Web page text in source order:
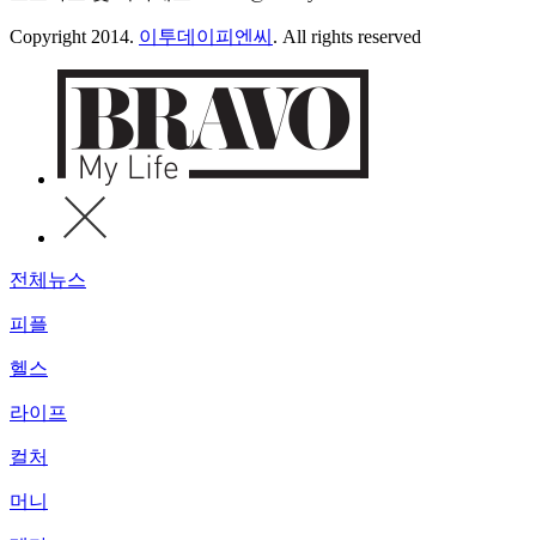
Copyright 2014. 이투데이피엔씨 . All rights reserved
전체뉴스
피플
헬스
라이프
컬처
머니